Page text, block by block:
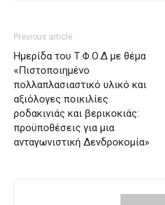
Previous article
Ημερίδα του Τ.Φ.Ο.Δ με θέμα
«Πιστοποιημένο
πολλαπλασιαστικό υλικό και
αξιόλογες ποικιλίες
ροδακινιάς και βερικοκιάς:
προϋποθέσεις για μια
ανταγωνιστική Δενδροκομία»